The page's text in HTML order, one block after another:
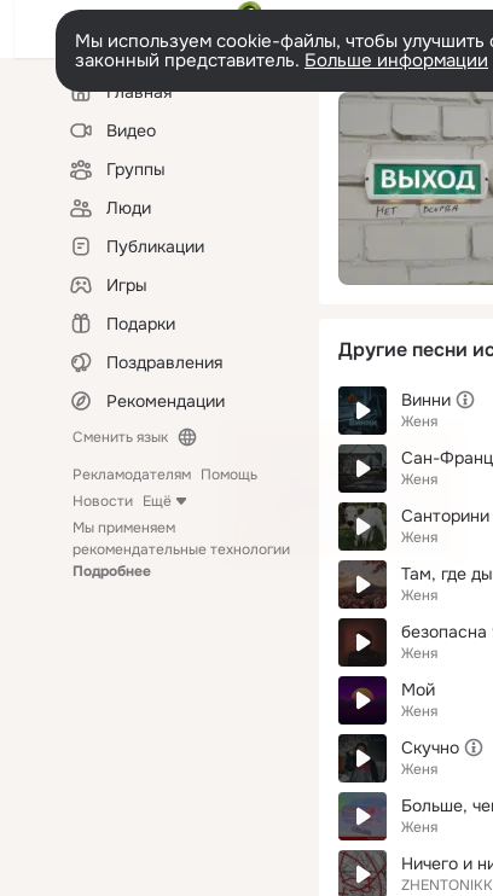
Мы используем cookie-файлы, чтобы улучшить
законный представитель. Больше информации
Левая
колонкаГлавная
Видео
Группы
Люди
Публикации
Игры
Подарки
Поздравления
Рекомендации
Сменить язык
Рекламодателям Помощь
Новости Ещё
Мы применяем
рекомендательные технологии
Подробнее
Другие песни
Винни
Женя
Сан-
Женя
Санторини
Женя
Там, где
Женя
безопасна
Женя
Мой
Женя
Скучно
Женя
Больше,
Женя
Ничего и
ZHENTONIKK